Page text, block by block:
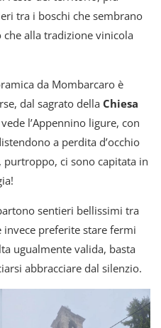
tra i boschi che sembrano
che alla tradizione vinicola
da Mombarcaro è
dal sagrato della Chiesa
l’Appennino ligure, con
a perdita d’occhio
ci sono capitata in
sentieri bellissimi tra
invece preferite stare fermi
ugualmente valida, basta
abbracciare dal silenzio.